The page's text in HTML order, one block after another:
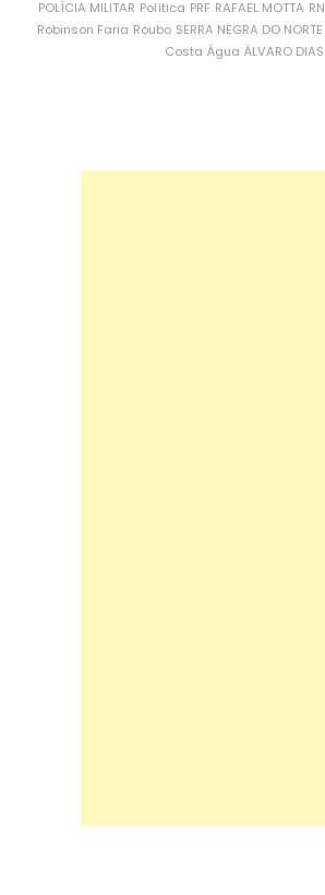
POLÍCIA MILITAR Política PRF RAFAEL MOTTA RN
Robinson Faria Roubo SERRA NEGRA DO NORTE
Costa Água ÁLVARO DIAS